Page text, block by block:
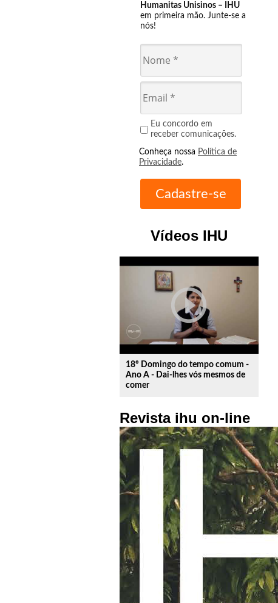
Humanitas Unisinos – IHU
em primeira mão. Junte-se a
nós!
Eu concordo em
receber comunicações.
Conheça nossa Política de
Privacidade.
Vídeos IHU
play_circle_outline
18º Domingo do tempo comum -
Ano A - Dai-lhes vós mesmos de
comer
Revista ihu on-line